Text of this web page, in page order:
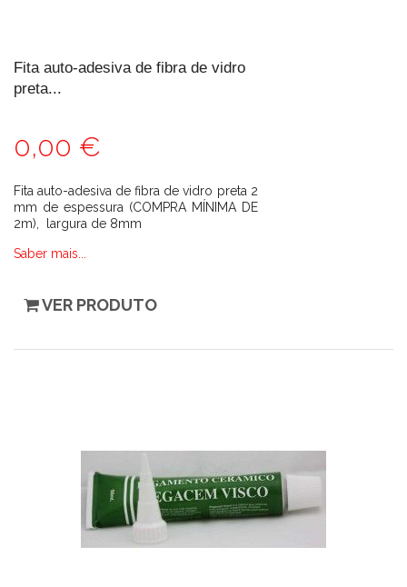
Fita auto-adesiva de fibra de vidro
preta...
0,00 €
Fita auto-adesiva de fibra de vidro preta 2
mm de espessura (COMPRA MÍNIMA DE
2m), largura de 8mm
Saber mais...
VER PRODUTO